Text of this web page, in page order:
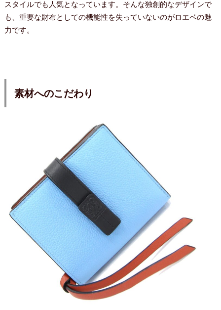
スタイルでも人気となっています。そんな独創的なデザインで
も、重要な財布としての機能性を失っていないのがロエベの魅
力です。
素材へのこだわり